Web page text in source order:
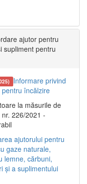
ajutor pentru
supliment pentru
Informare privind
încălzire
la măsurile de
226/2021 -
ajutorului pentru
gaze naturale,
lemne, cărbuni,
și a suplimentului